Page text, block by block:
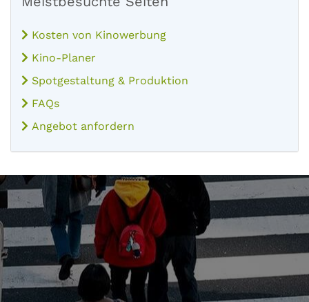
Kosten von Kinowerbung
Kino-Planer
Spotgestaltung & Produktion
FAQs
Angebot anfordern